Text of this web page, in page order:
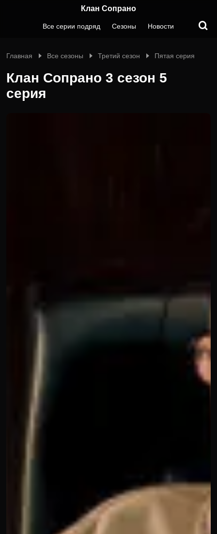
Клан Сопрано
Все серии подряд Сезоны Новости
Главная Все сезоны Третий сезон Пятая серия
Клан Сопрано 3 сезон 5
серия